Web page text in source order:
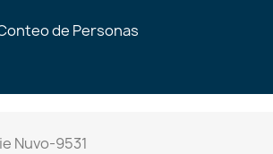
de Personas
Nuvo-9531